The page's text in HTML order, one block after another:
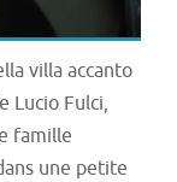
villa accanto
Lucio Fulci,
famille
une petite